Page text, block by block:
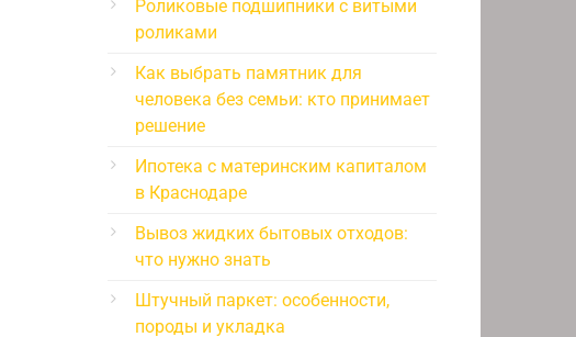
Роликовые подшипники с витыми
роликами
Как выбрать памятник для
человека без семьи: кто принимает
решение
Ипотека с материнским капиталом
в Краснодаре
Вывоз жидких бытовых отходов:
что нужно знать
Штучный паркет: особенности,
породы и укладка